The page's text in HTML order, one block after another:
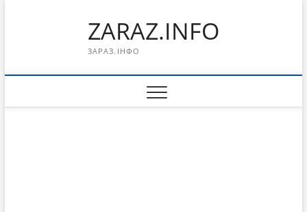
ZARAZ.INFO
ЗАРАЗ.ІНФО